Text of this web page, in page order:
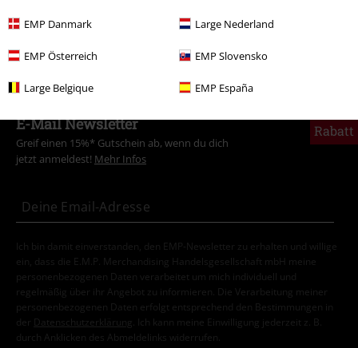
EMP Danmark Large Nederland
EMP Österreich EMP Slovensko
Large Belgique EMP España
Rabatt
E-Mail Newsletter
Greif einen 15%* Gutschein ab, wenn du dich
jetzt anmeldest! Mehr Infos
Ich bin damit einverstanden, den EMP-Newsletter zu erhalten und willige
ein, dass die E.M.P. Merchandising Handelsgesellschaft mbH meine
personenbezogenen Daten verarbeitet um mich individuell und
regelmäßig über ihr Angebot zu informieren. Die Verarbeitung meiner
personenbezogenen Daten erfolgt entsprechend den Bestimmungen in
der
Datenschutzerklärung
. Ich kann meine Einwilligung jederzeit z. B.
durch Anklicken des Abmeldelinks widerrufen.